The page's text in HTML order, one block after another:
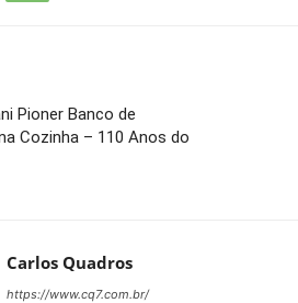
Pioner Banco de
Cozinha – 110 Anos do
Carlos Quadros
https://www.cq7.com.br/